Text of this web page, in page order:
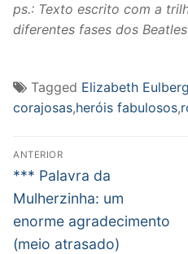
ps.: Texto escrito com a
diferentes fases dos
Tagged Elizabeth Eulberg
corajosas,heróis fabulosos,
Navegação
de
Post
ANTERIOR
Post
anterior:
*** Palavra da
Mulherzinha: um
enorme agradecimento
(meio atrasado)